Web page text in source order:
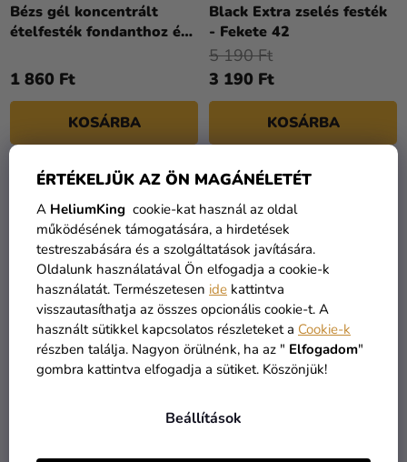
ÉRTÉKELJÜK AZ ÖN MAGÁNÉLETÉT
A HeliumKing cookie-kat használ az oldal
működésének támogatására, a hirdetések
testreszabására és a szolgáltatások javítására.
Oldalunk használatával Ön elfogadja a cookie-k
használatát. Természetesen ide kattintva
visszautasíthatja az összes opcionális cookie-t. A
használt sütikkel kapcsolatos részleteket a Cookie-k
részben találja. Nagyon örülnénk, ha az " Elfogadom"
gombra kattintva elfogadja a sütiket. Köszönjük!
Beállítások
Bézs gél koncentrált
ételfesték fondanthoz és
1 860 Ft
KOSÁRBA
Black Extra zselés festék
- Fekete 42
3 190 Ft
5 190 Ft
KOSÁRBA
Bluebell zselés festék -
Bronz metál ételfesték -
Copper 30ml
3 190 Ft